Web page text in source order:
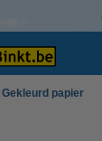
Gekleurd papier